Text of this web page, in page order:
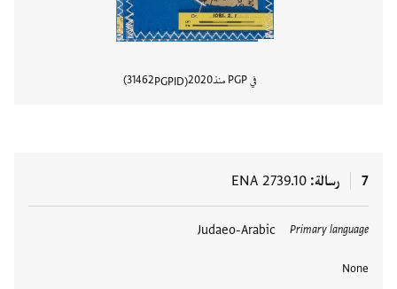
في PGP منذ 2020
PGPID
31462
7 رسالة ENA 2739.10
Primary language
Judaeo-Arabic
None
العلامات